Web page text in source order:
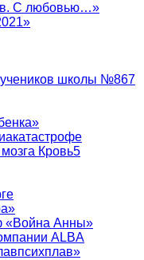
С любовью…»
учеников школы №867
Кровь5
«Война Анны»
ALBA